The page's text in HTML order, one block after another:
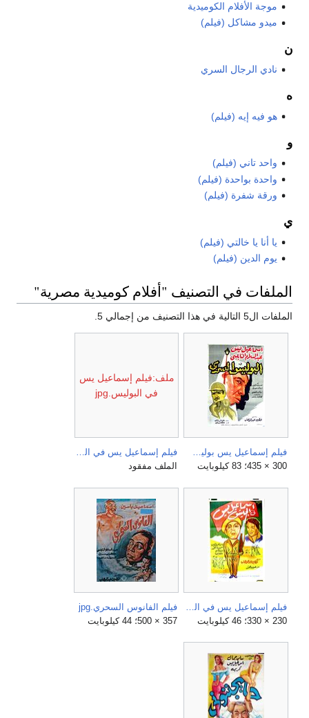
موجة الأفلام الكوميدية
ميدو مشاكل (فيلم)
ن
نادي الرجال السري
ه
هو فيه إيه (فيلم)
و
واحد تاني (فيلم)
واحدة بواحدة (فيلم)
ورقة شفرة (فيلم)
ي
يا أنا يا خالتي (فيلم)
يوم الدين (فيلم)
الملفات في التصنيف "أفلام كوميدية مصرية"
الملفات ال5 التالية في هذا التصنيف من إجمالي 5.
فيلم إسماعيل يس بوليس سري.jpg
300 × 435؛ 83 كيلوبايت
ملف:فيلم إسماعيل يس
في البوليس.jpg
فيلم إسماعيل يس في البوليس.jpg
الملف مفقود
230 × 330؛ 46 كيلوبايت
فيلم الفانوس السحري.jpg
357 × 500؛ 44 كيلوبايت